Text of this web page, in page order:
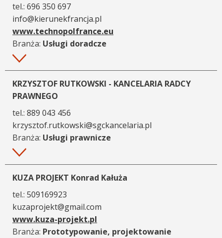
tel.: 696 350 697
info@kierunekfrancja.pl
www.technopolfrance.eu
Branża: Usługi doradcze
Więcej
KRZYSZTOF RUTKOWSKI - KANCELARIA RADCY
PRAWNEGO
tel.: 889 043 456
krzysztof.rutkowski@sgckancelaria.pl
Branża: Usługi prawnicze
Więcej
KUZA PROJEKT Konrad Kałuża
tel.: 509169923
kuzaprojekt@gmail.com
www.kuza-projekt.pl
Branża: Prototypowanie, projektowanie